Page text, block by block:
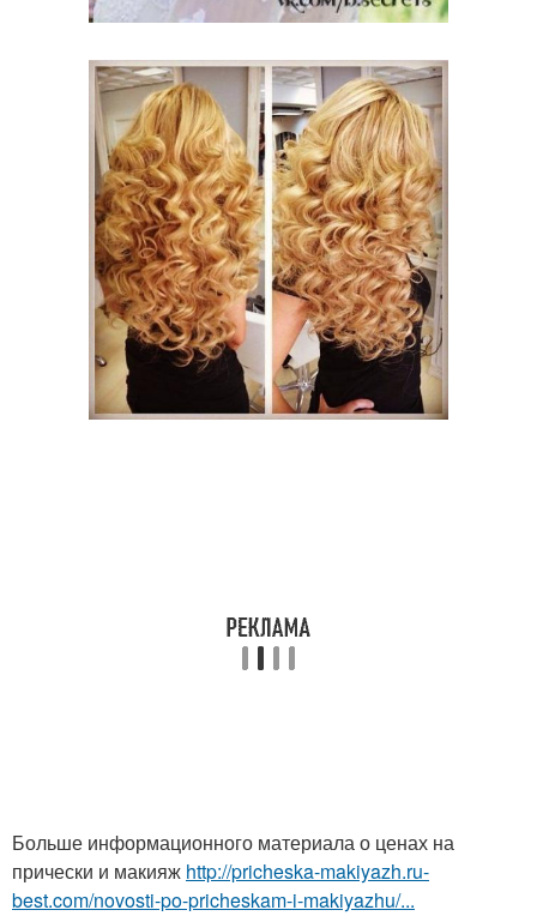
Больше информационного материала о ценах на
прически и макияж http://pricheska-makiyazh.ru-
best.com/novosti-po-pricheskam-i-makiyazhu/...